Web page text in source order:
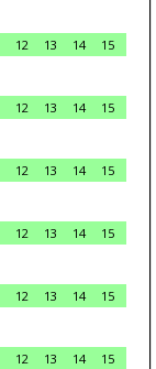
12 13 14
15
12 13 14
15
12 13 14
15
12 13 14
15
12 13 14
15
12 13 14 15